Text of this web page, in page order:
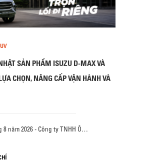
SẢN PHẨM ISUZU D-MAX VÀ
CHỌN, NÂNG CẤP VẬN HÀNH VÀ
năm 2026 - Công ty TNHH Ô…